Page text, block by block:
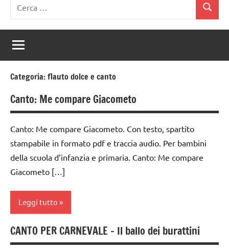
per:
Cerca
Categoria:flauto dolce e canto
Canto: Me compare Giacometo
Canto: Me compare Giacometo. Con testo, spartito
stampabile in formato pdf e traccia audio. Per bambini
della scuola d’infanzia e primaria. Canto: Me compare
Giacometo […]
Leggi tutto
dai
3 ai
CANTO PER CARNEVALE – Il ballo dei burattini